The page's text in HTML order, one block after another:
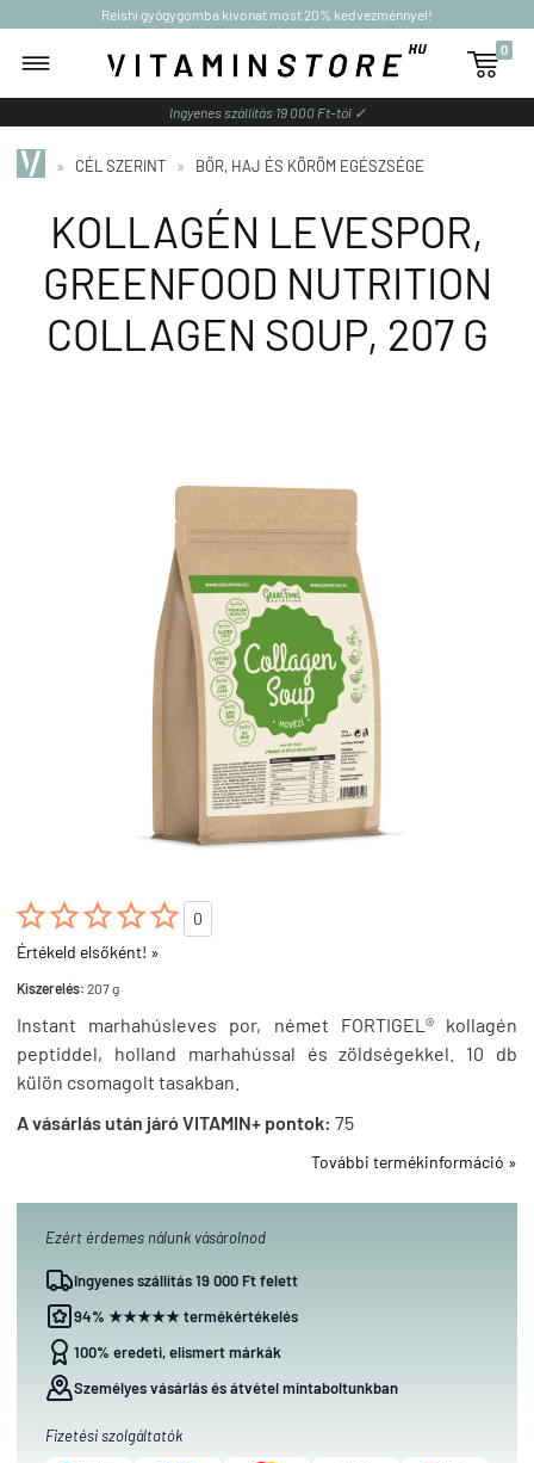
Reishi gyógygomba kivonat most 20% kedvezménnyel!

0
Ingyenes szállítás 19 000 Ft-tól ✓
» CÉL SZERINT » BŐR, HAJ ÉS KÖRÖM EGÉSZSÉGE
KOLLAGÉN LEVESPOR,
GREENFOOD NUTRITION
COLLAGEN SOUP, 207 G

0
Értékeld elsőként! »
Kiszerelés: 207 g
Instant marhahúsleves por, német FORTIGEL® kollagén
peptiddel, holland marhahússal és zöldségekkel. 10 db
külön csomagolt tasakban.
A vásárlás után járó VITAMIN+ pontok: 75
További termékinformáció »
Ezért érdemes nálunk vásárolnod
Ingyenes szállítás 19 000 Ft felett
94% ★★★★★ termékértékelés
100% eredeti, elismert márkák
Személyes vásárlás és átvétel mintaboltunkban
Fizetési szolgáltatók